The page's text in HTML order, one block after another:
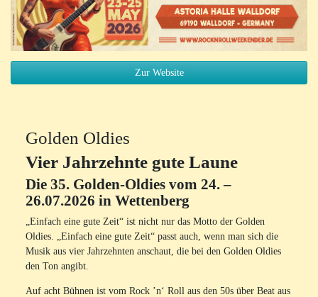
Zur Website
Golden Oldies
Vier Jahrzehnte gute Laune
Die 35. Golden-Oldies vom 24. –
26.07.2026 in Wettenberg
„Einfach eine gute Zeit“ ist nicht nur das Motto der Golden
Oldies. „Einfach eine gute Zeit“ passt auch, wenn man sich die
Musik aus vier Jahrzehnten anschaut, die bei den Golden Oldies
den Ton angibt.
Auf acht Bühnen ist vom Rock ’n‘ Roll aus den 50s über Beat aus